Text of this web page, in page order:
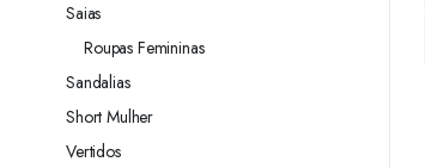
Saias
Roupas Femininas
Sandalias
Short Mulher
Vertidos